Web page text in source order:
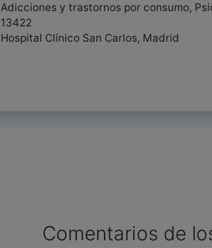
Adicciones y trastornos por consumo,
13422
Hospital Clínico San Carlos, Madrid
Comentarios de